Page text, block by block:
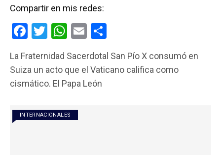
Compartir en mis redes:
F
ce
b
o
k
T
tt
er
W
at
s
A
p
p
E
ail m
p
La Fraternidad Sacerdotal San Pío X consumó en
Suiza un acto que el Vaticano califica como
cismático. El Papa León
INTERNACIONALES